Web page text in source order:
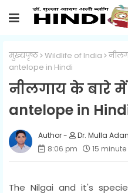
मुख्यपृष्ठ Wildlife of India
antelope in Hindi
नीलगाय के बारे में
antelope in
Dr. Mulla
8:06 pm
15
The Nilgai and it's